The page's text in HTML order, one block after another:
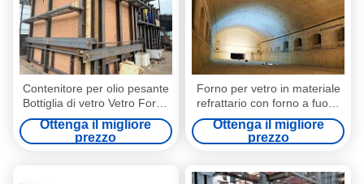
Contenitore per olio pesante
Bottiglia di vetro Vetro Forno
a croce per bottiglie di vetro
Ottenga il migliore
prezzo
Forno per vetro in materiale
refrattario con forno a fuoco
incrociato a capacità
personalizzata
Ottenga il migliore
prezzo